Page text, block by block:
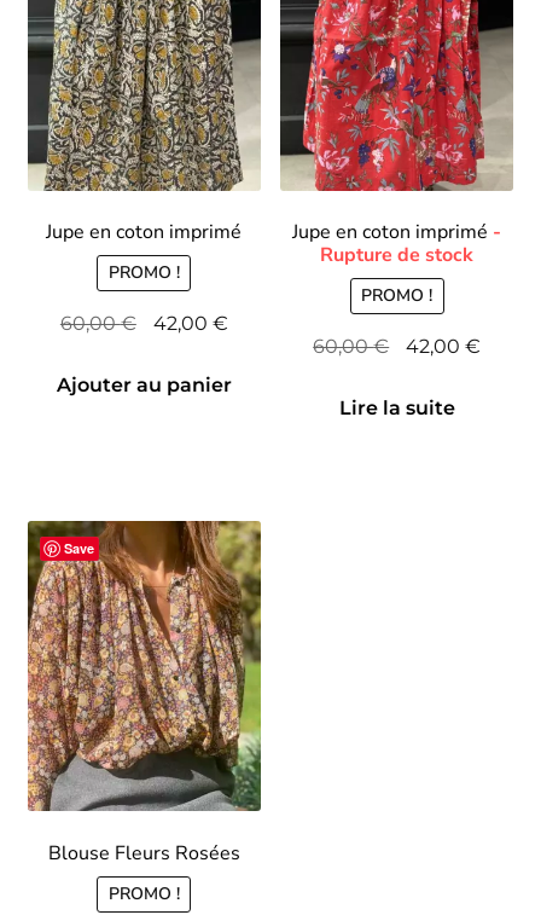
Jupe en coton imprimé
PROMO !
60,00€
Le
initial
42,00 €Le
actuel
Ajouter au panier
Jupe en coton imprimé
PROMO !
60,00€
Le
initial
42,00€
Lire la suite
Save
Blouse Fleurs Rosées
PROMO !